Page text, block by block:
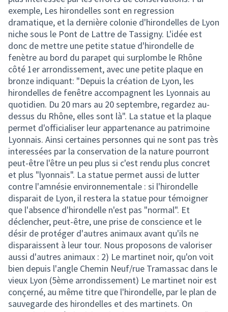
exemple, Les hirondelles sont en regression
dramatique, et la dernière colonie d'hirondelles de Lyon
niche sous le Pont de Lattre de Tassigny. L'idée est
donc de mettre une petite statue d'hirondelle de
fenètre au bord du parapet qui surplombe le Rhône
côté 1er arrondissement, avec une petite plaque en
bronze indiquant: "Depuis la création de Lyon, les
hirondelles de fenêtre accompagnent les Lyonnais au
quotidien. Du 20 mars au 20 septembre, regardez au-
dessus du Rhône, elles sont là". La statue et la plaque
permet d'officialiser leur appartenance au patrimoine
Lyonnais. Ainsi certaines personnes qui ne sont pas très
interessées par la conservation de la nature pourront
peut-être l'être un peu plus si c'est rendu plus concret
et plus "lyonnais". La statue permet aussi de lutter
contre l'amnésie environnementale : si l'hirondelle
disparait de Lyon, il restera la statue pour témoigner
que l'absence d'hirondelle n'est pas "normal". Et
déclencher, peut-être, une prise de conscience et le
désir de protéger d'autres animaux avant qu'ils ne
disparaissent à leur tour. Nous proposons de valoriser
aussi d'autres animaux : 2) Le martinet noir, qu'on voit
bien depuis l'angle Chemin Neuf/rue Tramassac dans le
vieux Lyon (5ème arrondissement) Le martinet noir est
conçerné, au même titre que l'hirondelle, par le plan de
sauvegarde des hirondelles et des martinets. On